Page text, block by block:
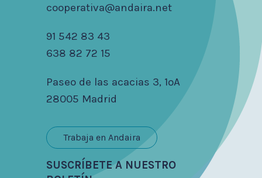
cooperativa@andaira.net
91 542 83 43
638 82 72 15
Paseo de las acacias 3, 1ºA
28005 Madrid
Trabaja en Andaira
SUSCRÍBETE A NUESTRO